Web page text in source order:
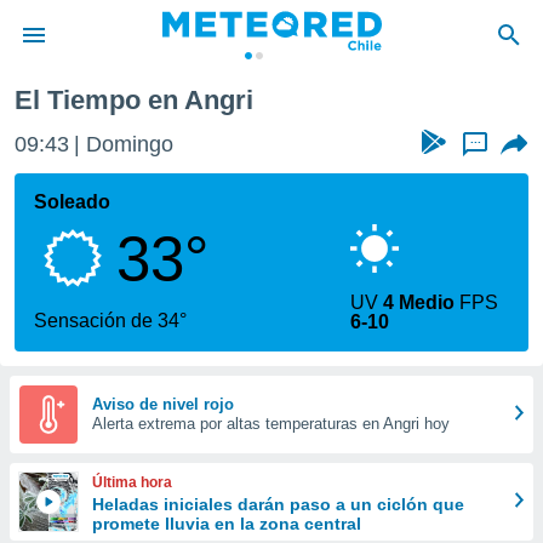
de
por
que se
calidad.
a este
las
y
forma
digital
basada
El Tiempo en Angri
09:43 Domingo ...
Soleado
33°
Sensación de 34°
UV4 Medio FPS
6-10
Aviso de nivel rojo
Alerta extrema por altas temperaturas en Angri hoy
Última hora
Heladas iniciales darán paso a un ciclón que
promete lluvia en la zona central